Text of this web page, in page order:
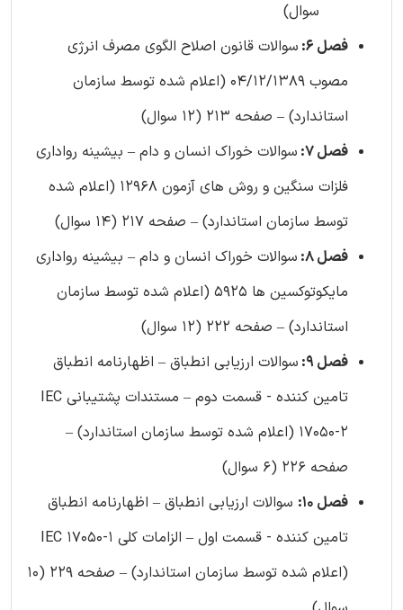
سوال)
فصل 6:
سوالات قانون اصلاح الگوی مصرف انرژی
مصوب 04/12/1389 (اعلام شده توسط سازمان
استاندارد) – صفحه 213 (12 سوال)
فصل 7:
سوالات خوراک انسان و دام – بیشینه رواداری
فلزات سنگین و روش های آزمون 12968 (اعلام شده
توسط سازمان استاندارد) – صفحه 217 (14 سوال)
فصل 8:
سوالات خوراک انسان و دام – بیشینه رواداری
مایکوتوکسین ها 5925 (اعلام شده توسط سازمان
استاندارد) – صفحه 222 (12 سوال)
فصل 9:
سوالات ارزیابی انطباق – اظهارنامه انطباق
تامین کننده - قسمت دوم – مستندات پشتیبانی IEC
17050-2 (اعلام شده توسط سازمان استاندارد) –
صفحه 226 (6 سوال)
فصل 10:
سوالات ارزیابی انطباق – اظهارنامه انطباق
تامین کننده - قسمت اول – الزامات کلی IEC 17050-1
(اعلام شده توسط سازمان استاندارد) – صفحه 229 (10